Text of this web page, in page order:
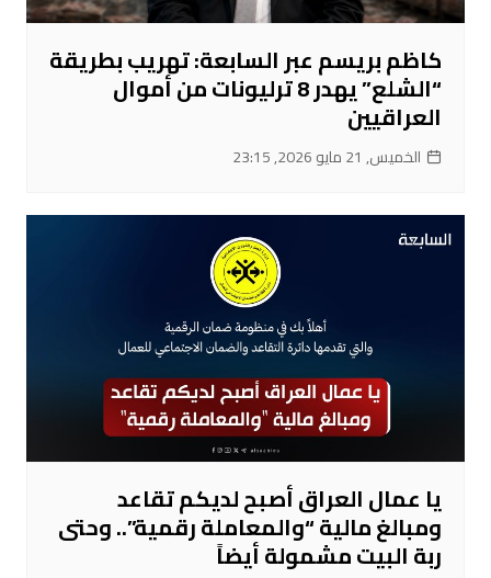
كاظم بريسم عبر السابعة: تهريب بطريقة
“الشلع” يهدر 8 ترليونات من أموال
العراقيين
الخميس, 21 مايو 2026, 23:15
يا عمال العراق أصبح لديكم تقاعد
ومبالغ مالية “والمعاملة رقمية”.. وحتى
ربة البيت مشمولة أيضاً